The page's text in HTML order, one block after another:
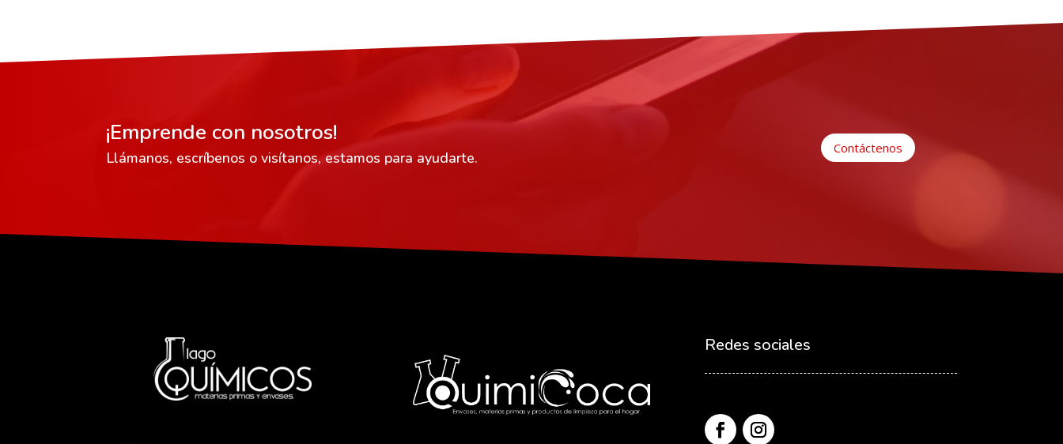
¡Emprende con nosotros!
Llámanos, escríbenos o visítanos, estamos para ayudarte.
Contáctenos
Redes sociales